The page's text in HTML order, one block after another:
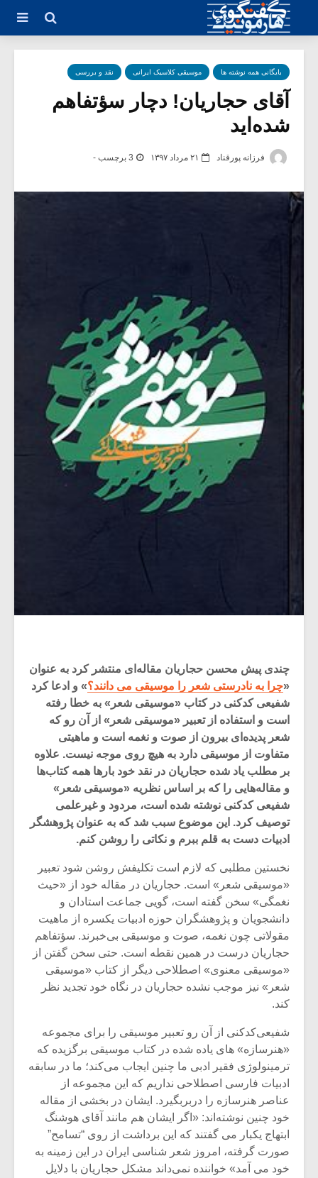
بایگانی همه نوشته ها موسیقی کلاسیک ایرانی نقد و بررسی
آقای حجاریان! دچار سؤتفاهم
شده‌اید
فرزانه پورقناد ۲۱ مرداد ۱۳۹۷ 3 برچسب -
چندی پیش محسن حجاریان مقاله‌ای منتشر کرد به عنوان
«چرا به نادرستی شعر را موسیقی می دانند؟» و ادعا کرد
شفیعی کدکنی در کتاب «موسیقی شعر» به خطا رفته
است و استفاده از تعبیر «موسیقی شعر» از آن رو که
شعر پدیده‌ای بیرون از صوت و نغمه است و ماهیتی
متفاوت از موسیقی دارد به هیچ روی موجه نیست. علاوه
بر مطلب یاد شده حجاریان در نقد خود بارها همه کتاب‌ها
و مقاله‌هایی را که بر اساس نظریه «موسیقی شعر»
شفیعی کدکنی نوشته شده است، مردود و غیرعلمی
توصیف کرد. این موضوع سبب شد که به عنوان پژوهشگر
ادبیات دست به قلم ببرم و نکاتی را روشن کنم.
نخستین مطلبی که لازم است تکلیفش روشن شود تعبیر
«موسیقی شعر» است. حجاریان در مقاله خود از «حیث
نغمگی» سخن گفته است، گویی جماعت استادان و
دانشجویان و پژوهشگران حوزه ادبیات یکسره از ماهیت
مقولاتی چون نغمه، صوت و موسیقی بی‌خبرند. سؤتفاهم
حجاریان درست در همین نقطه است. حتی سخن گفتن از
«موسیقی معنوی» اصطلاحی دیگر از کتاب «موسیقی
شعر» نیز موجب نشده حجاریان در نگاه خود تجدید نظر
کند.
شفیعی‌کدکنی از آن رو تعبیر موسیقی را برای مجموعه
«هنرسازه‌» های یاده شده در کتاب موسیقی برگزیده که
ترمینولوژی فقیر ادبی ما چنین ایجاب می‌کند؛ ما در سابقه
ادبیات فارسی اصطلاحی نداریم که این مجموعه از
عناصر هنرسازه را دربربگیرد. ایشان در بخشی از مقاله
خود چنین نوشته‌اند: «اگر ایشان هم مانند آقای هوشنگ
ابتهاج یکبار می گفتند که این برداشت از روی “تسامح”
صورت گرفته، امروز شعر شناسی ایران در این زمینه به
خود می آمد» خواننده نمی‌داند مشکل حجاریان با دلایل
یادداشتی بر موسیقی
متن فیلم «متری
شیش و نیم»
بدنام ترین باش
موسیقی
موسیقی